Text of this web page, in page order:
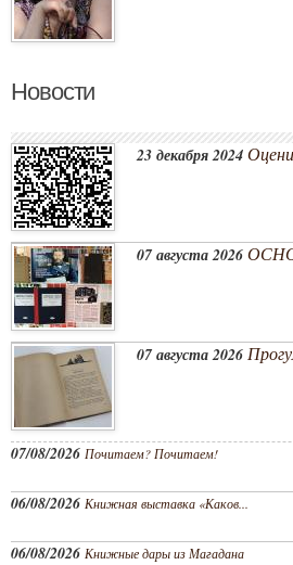
Новости
23 декабря 2024
07 августа 2026
07 августа 2026
07/08/2026 Почитаем? Почитаем!
06/08/2026 Книжная выставка «Каков...
06/08/2026 Книжные дары из Магадана